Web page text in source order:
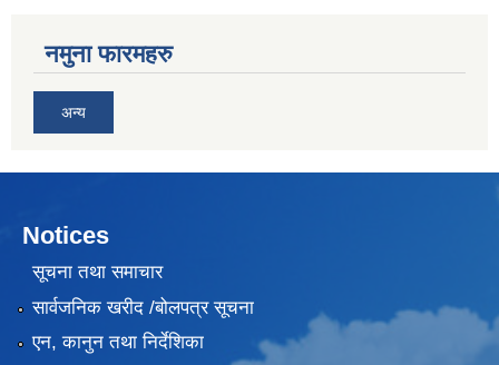
नमुना फारमहरु
अन्य
Notices
सूचना तथा समाचार
सार्वजनिक खरीद /बोलपत्र सूचना
एन, कानुन तथा निर्देशिका